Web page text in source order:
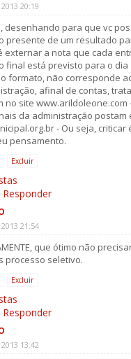
20:19
desenhando para que vc
presente de um resultado
externar a nota que cada
final está previsto para o dia
formato, não corresponde
afinal de contas,
no site www.arildoleone.com
da administração postam
- Ou seja, criticar
pensamento.
Excluir
Responder
21:54
que ótimo não
processo seletivo.
Excluir
Responder
13:42